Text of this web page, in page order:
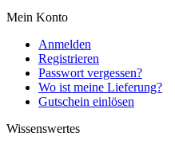
Mein Konto
Anmelden
Registrieren
Passwort vergessen?
Wo ist meine Lieferung?
Gutschein einlösen
Wissenswertes